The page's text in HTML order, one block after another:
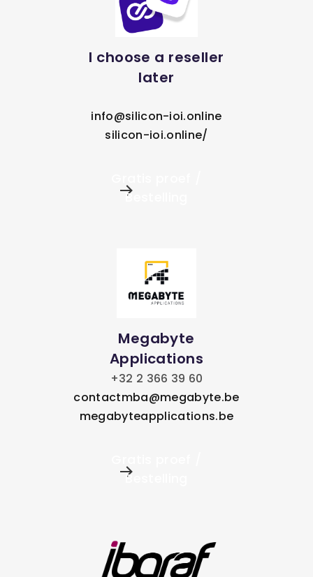
I choose a reseller
later
info@silicon-ioi.online
silicon-ioi.online/
Bestelling
Megabyte
Applications
+32 2 366 39 60
contactmba@megabyte.be
megabyteapplications.be
Bestelling